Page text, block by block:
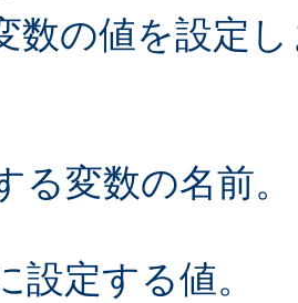
数の値を設定
る変数の名前。
設定する値。